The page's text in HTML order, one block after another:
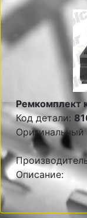
Ремкомплект
Код детали:
Описание: